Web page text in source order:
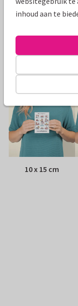
Papiersoort:
Adres:
Formaten
10 x 15 cm
inhoud aan te